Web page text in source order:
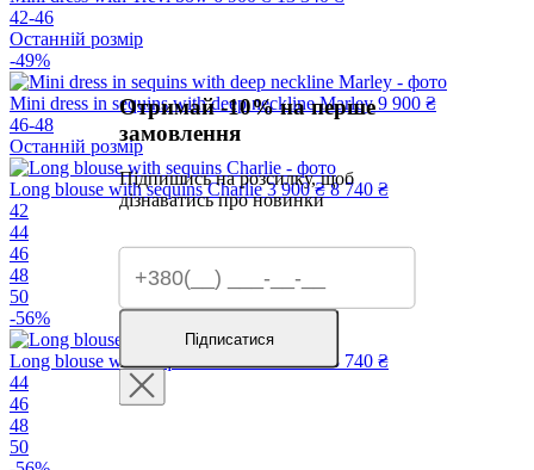
42-46
Останній розмір
-49%
Mini dress in sequins with deep neckline Marley 9 900 ₴
46-48
Останній розмір
Long blouse with sequins Charlie 3 900 ₴ 8 740 ₴
42
44
46
48
50
-56%
Long blouse with sequins Charlie 3 900 ₴ 8 740 ₴
44
46
48
50
Отримай -10% на перше
замовлення
Підпишись на розсилку, щоб
дізнаватись про новинки
Підписатися